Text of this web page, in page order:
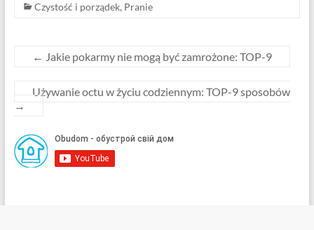
Czystość i porządek, Pranie
← Jakie pokarmy nie mogą być zamrożone: TOP-9
Używanie octu w życiu codziennym: TOP-9 sposobów
→